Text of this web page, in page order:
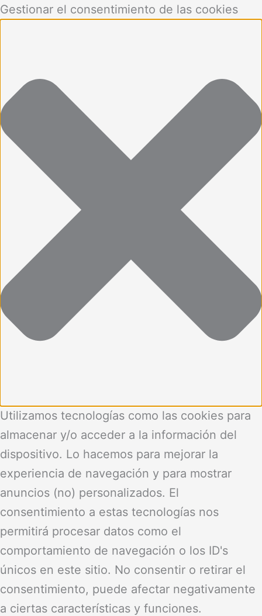
Gestionar el consentimiento de las cookies
Utilizamos tecnologías como las cookies para
almacenar y/o acceder a la información del
dispositivo. Lo hacemos para mejorar la
experiencia de navegación y para mostrar
anuncios (no) personalizados. El
consentimiento a estas tecnologías nos
permitirá procesar datos como el
comportamiento de navegación o los ID's
únicos en este sitio. No consentir o retirar el
consentimiento, puede afectar negativamente
a ciertas características y funciones.